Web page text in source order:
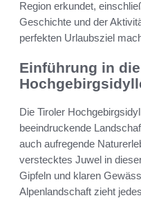
Region erkundet,
Geschichte und der
perfekten Urlaubsziel
Einführung in
Die Tiroler
beeindruckende
auch aufregende
verstecktes Juwel in
Gipfeln und klaren
Alpenlandschaft zieht